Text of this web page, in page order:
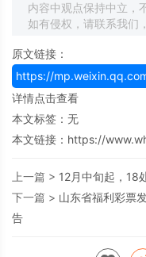
内容中观点保持中立，
如有侵权，请联系我们
原文链接：
https://
详情点击查看
本文标签：无
本文链接： https://
上一篇 > 12月中旬起，18
下一篇 > 山东省福利彩票
告